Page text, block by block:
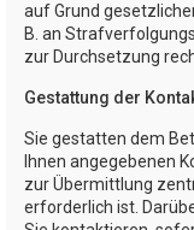
auf Grund
B. an
zur Durchsetzung
Gestattung der
Sie gestatten dem
Ihnen angegebenen
zur Übermittlung
erforderlich ist.